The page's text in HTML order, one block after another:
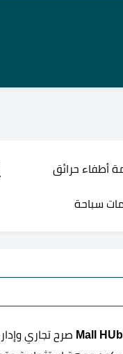
أطفاء حرائق
سباحة
صرح تجاري